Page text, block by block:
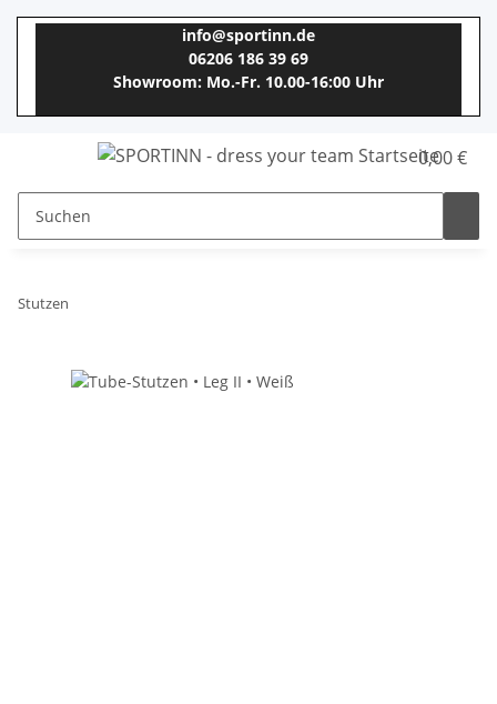
info@sportinn.de
06206 186 39 69
Showroom: Mo.-Fr. 10.00-16:00 Uhr
0,00 €
Stutzen